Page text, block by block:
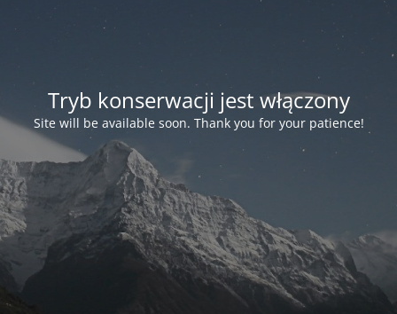
Tryb konserwacji jest włączony
Site will be available soon. Thank you for your patience!